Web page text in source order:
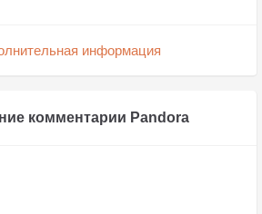
информация
комментарии Pandora